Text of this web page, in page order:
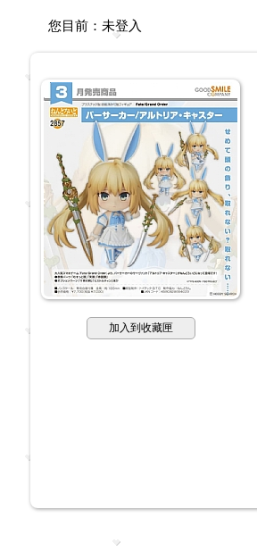
您目前： 未登入
加入到收藏匣